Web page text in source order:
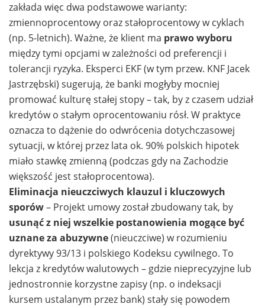
zakłada więc dwa podstawowe warianty:
zmiennoprocentowy oraz stałoprocentowy w cyklach
(np. 5-letnich). Ważne, że klient ma prawo wyboru
między tymi opcjami w zależności od preferencji i
tolerancji ryzyka. Eksperci EKF (w tym przew. KNF Jacek
Jastrzębski) sugerują, że banki mogłyby mocniej
promować kulturę stałej stopy – tak, by z czasem udział
kredytów o stałym oprocentowaniu rósł. W praktyce
oznacza to dążenie do odwrócenia dotychczasowej
sytuacji, w której przez lata ok. 90% polskich hipotek
miało stawkę zmienną (podczas gdy na Zachodzie
większość jest stałoprocentowa).
Eliminacja nieuczciwych klauzul i kluczowych
sporów– Projekt umowy został zbudowany tak, by
usunąć z niej wszelkie postanowienia mogące być
uznane za abuzywne(nieuczciwe) w rozumieniu
dyrektywy 93/13 i polskiego Kodeksu cywilnego. To
lekcja z kredytów walutowych – gdzie nieprecyzyjne lub
jednostronnie korzystne zapisy (np. o indeksacji
kursem ustalanym przez bank) stały się powodem